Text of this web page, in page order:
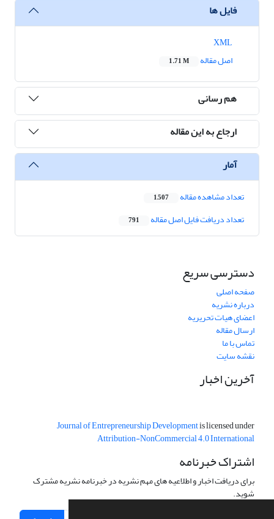
فایل ها
اصل مقاله
1.71 M
هم رسانی
ارجاع به این مقاله
آمار
تعداد مشاهده مقاله 1,507
تعداد دریافت فایل اصل مقاله 791
دسترسی سریع
صفحه اصلی
درباره نشریه
اعضای هیات تحریریه
ارسال مقاله
تماس با ما
نقشه سایت
آخرین اخبار
Journal of Entrepreneurship Developmentis licensed under
Attribution-NonCommercial 4.0 International
اشتراک خبرنامه
برای دریافت اخبار و اطلاعیه های مهم نشریه در خبرنامه نشریه مشترک
شوید.